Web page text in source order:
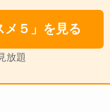
５」を見る
放題